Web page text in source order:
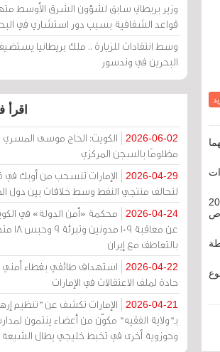
في العراق في غضون عام 2017
وزير بريطاني سابق لشؤون الشرق الأوسط
قواعد الشفافية بسبب دور استشاري في
وسط انتقادات للزيارة .. ملك بريطانيا
البحرين في وندسور
اقرأ
2026-06-02
الكويت: الحاج موسى
مظلومًا بالسجن المركزي
2026-04-29
الإمارات تنسحب من أوبك في
لتحالف منتجي النفط وسط خلافات بين دول
2026-04-24
محكمة «أمن الدولة» في
عن معاقبة 109
بالتعاطف مع إيران
2026-04-22
استهداف طائفي بغطاء أمني ..
حادة لملف الاعتقالات في الإمارات
2026-04-21
الإمارات تكشف عن "تنظيم
بـ"ولاية الفقيه" مكوّن من أعضاء ينتمون
وحوزوية أخرى في تخبط خليجي يطال الشيعة